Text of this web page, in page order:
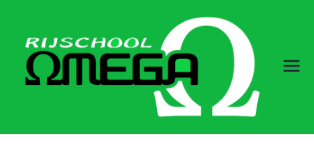
inhoud